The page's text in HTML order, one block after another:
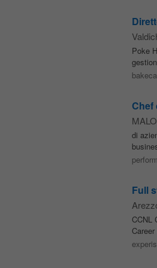
Poke
Chef
di
Full
CCNL